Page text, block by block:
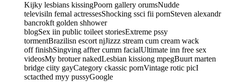
Kijky lesbians kissingPoorn gallery orumsNudde
televisiln femal actressesShocking ssci fii pornSteven alexandr
bancrokft golden shhower
blogSex iin public toileet storiesExtreme pssy
tormentBrazilisn escort njJizzz stream cum cream wack
off finishSingving affter cumm facialUltimate inn free sex
videosMy brotuer nakedLesbian kissiong mpegBuurt marten
bridge ciity gayCategory ckassic pornVintage rotic picI
sctacthed myy pussyGoogle